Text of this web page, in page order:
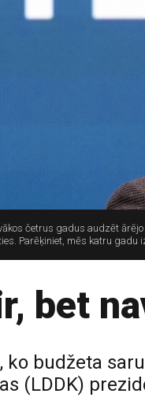
četrus gadus audzēt
Parēķiniet, mēs katru
bet
ko budžeta
(LDDK)